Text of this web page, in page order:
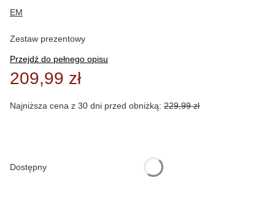
EM
Zestaw prezentowy
Przejdź do pełnego opisu
209,99 zł
Najniższa cena z 30 dni przed obniżką: 229,99 zł
Dostępny